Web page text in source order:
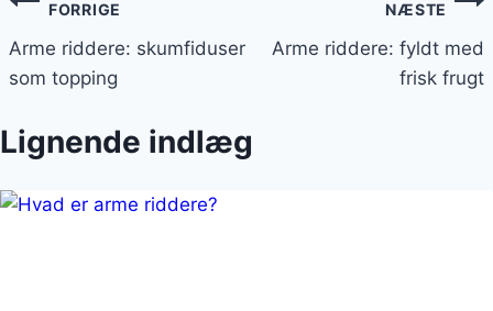
FORRIGE
Arme riddere: skumfiduser
som topping
NÆSTE
Arme riddere: fyldt med
frisk frugt
Lignende indlæg